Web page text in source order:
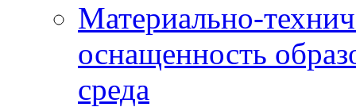
Материально-
оснащенность
среда